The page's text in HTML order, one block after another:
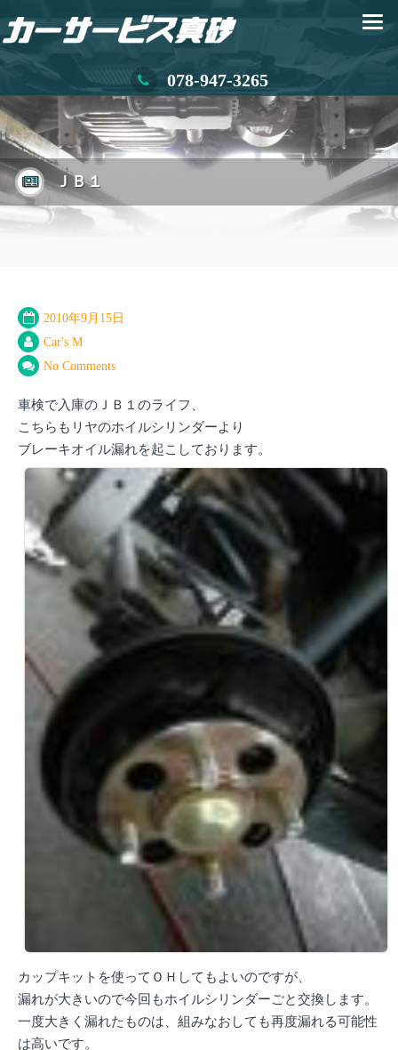
078-947-3265
ＪＢ１
2010年9月15日
Car's M
No Comments
車検で入庫のＪＢ１のライフ、
こちらもリヤのホイルシリンダーより
ブレーキオイル漏れを起こしております。
カップキットを使ってＯＨしてもよいのですが、
漏れが大きいので今回もホイルシリンダーごと交換します。
一度大きく漏れたものは、組みなおしても再度漏れる可能性
は高いです。